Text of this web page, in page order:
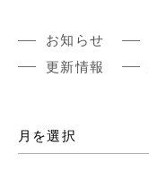
お知らせ
更新情報